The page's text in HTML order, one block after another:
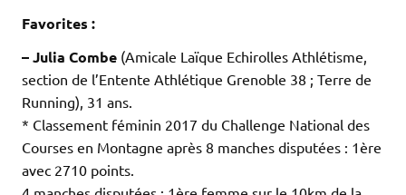
Favorites :
– Julia Combe (Amicale Laïque Echirolles Athlétisme,
section de l’Entente Athlétique Grenoble 38 ; Terre de
Running), 31 ans.
* Classement féminin 2017 du Challenge National des
Courses en Montagne après 8 manches disputées : 1ère
avec 2710 points.